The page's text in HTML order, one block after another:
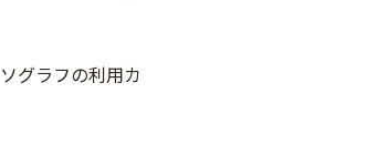
グラフの利用カ